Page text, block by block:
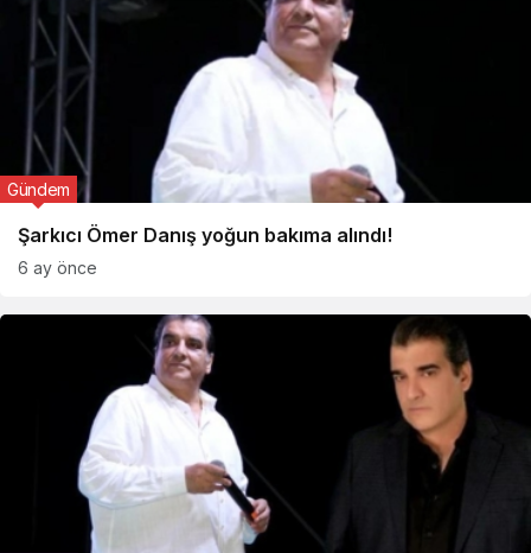
Şarkıcı Ömer Danış yoğun bakıma alındı!
Gündem
6 ay önce